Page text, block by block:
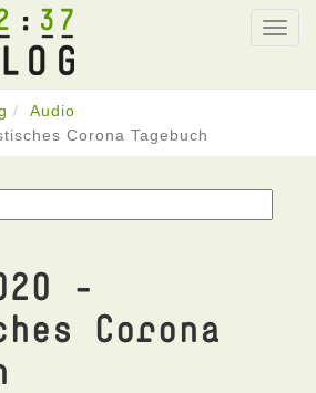
37
Audio
Corona Tagebuch
-
Corona